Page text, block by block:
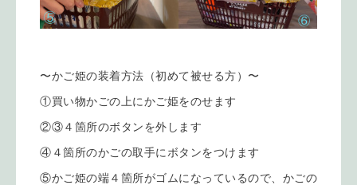
〜かご姫の装着方法（初めて被せる方）〜
①買い物かごの上にかご姫をのせます
②③４箇所のボタンを外します
④４箇所のかごの取手にボタンをつけます
⑤かご姫の端４箇所がゴムになっているので、かごの